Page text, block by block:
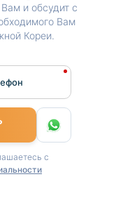
и обсудит с
Вам
Кореи.
с